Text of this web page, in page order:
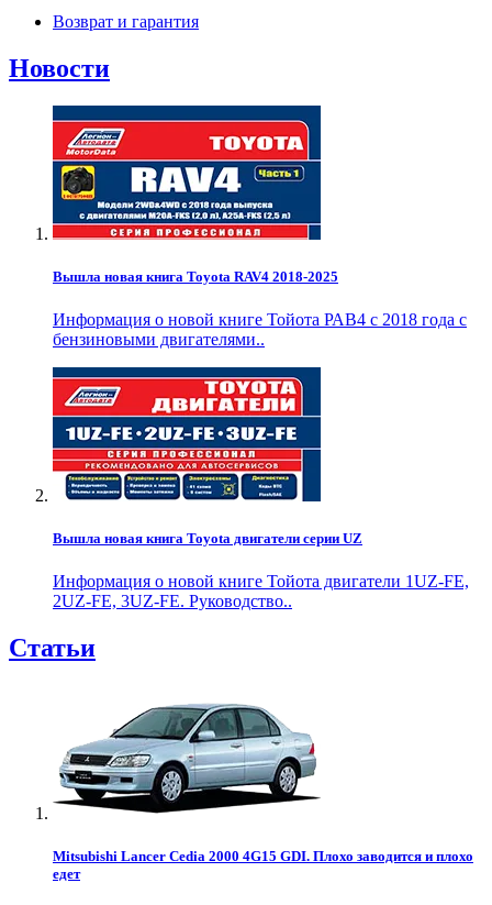
Возврат и гарантия
Новости
Вышла новая книга Toyota RAV4 2018-2025
Информация о новой книге Тойота РАВ4 с 2018 года с
бензиновыми двигателями..
Вышла новая книга Toyota двигатели серии UZ
Информация о новой книге Тойота двигатели 1UZ-FE,
2UZ-FE, 3UZ-FE. Руководство..
Статьи
Mitsubishi Lancer Cedia 2000 4G15 GDI. Плохо заводится и плохо
едет